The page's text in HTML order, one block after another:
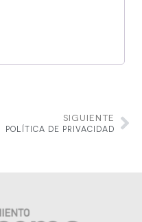
SIGUIENTE
POLÍTICA DE PRIVACIDAD